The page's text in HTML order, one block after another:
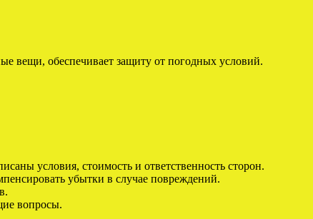
вещи, обеспечивает защиту от погодных условий.
условия, стоимость и ответственность сторон.
убытки в случае повреждений.
вопросы.